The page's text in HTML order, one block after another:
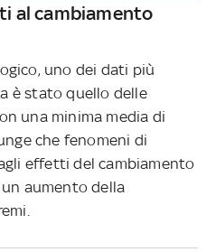
al cambiamento
uno dei dati più
è stato quello delle
una minima media di
che fenomeni di
effetti del cambiamento
aumento della